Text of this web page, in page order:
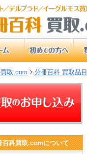
取.com 分冊百科 買取品
百科買取.comについて